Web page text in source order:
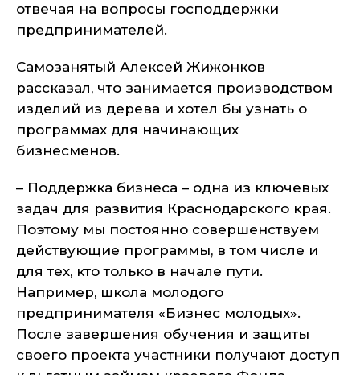
отвечая на вопросы господдержки
предпринимателей.
Самозанятый Алексей Жижонков
рассказал, что занимается производством
изделий из дерева и хотел бы узнать о
программах для начинающих
бизнесменов.
– Поддержка бизнеса – одна из ключевых
задач для развития Краснодарского края.
Поэтому мы постоянно совершенствуем
действующие программы, в том числе и
для тех, кто только в начале пути.
Например, школа молодого
предпринимателя «Бизнес молодых».
После завершения обучения и защиты
своего проекта участники получают доступ